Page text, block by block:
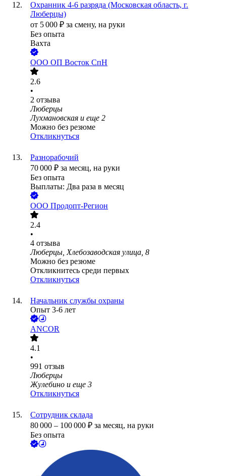
Охранник 4-6 разряда (Московская область, г.
Люберцы)
от 5 000 ₽ за смену, на руки
Без опыта
Вахта
ООО ОП Восток СпН
2.6
•
2 отзыва
Люберцы
Лухмановская и еще 2
Можно без резюме
Откликнуться
Разнорабочий
70 000 ₽ за месяц, на руки
Без опыта
Выплаты: Два раза в месяц
ООО Продопт-Регион
2.4
•
4 отзыва
Люберцы, Хлебозаводская улица, 8
Можно без резюме
Откликнитесь среди первых
Откликнуться
Начальник службы охраны
Опыт 3-6 лет
ANCOR
4.1
•
991 отзыв
Люберцы
Жулебино и еще 3
Откликнуться
Сотрудник склада
80 000 – 100 000 ₽ за месяц, на руки
Без опыта